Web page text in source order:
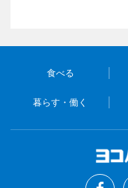
食べる
暮らす・働く